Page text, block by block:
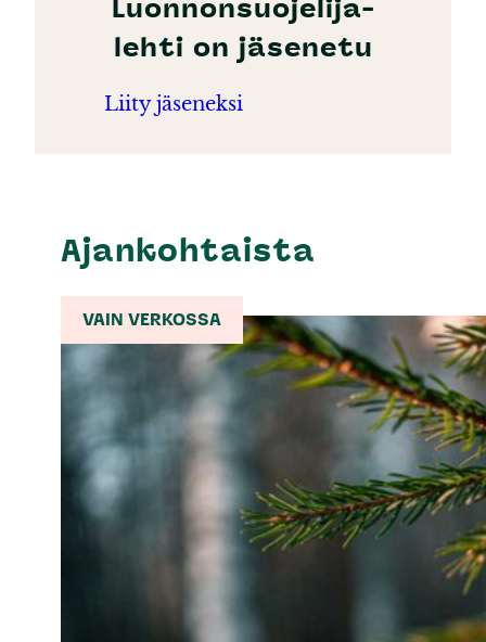
Luonnonsuojelija-
lehti on jäsenetu
Liity jäseneksi
Ajankohtaista